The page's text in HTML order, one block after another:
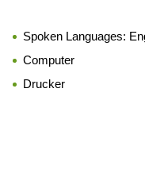
Spoken Languages:
Computer
Drucker